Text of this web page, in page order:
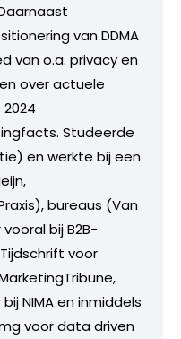
van DDMA
van o.a. privacy en
over actuele
Studeerde
en werkte bij een
bureaus (Van
bij B2B-
voor
NIMA en inmiddels
voor data driven